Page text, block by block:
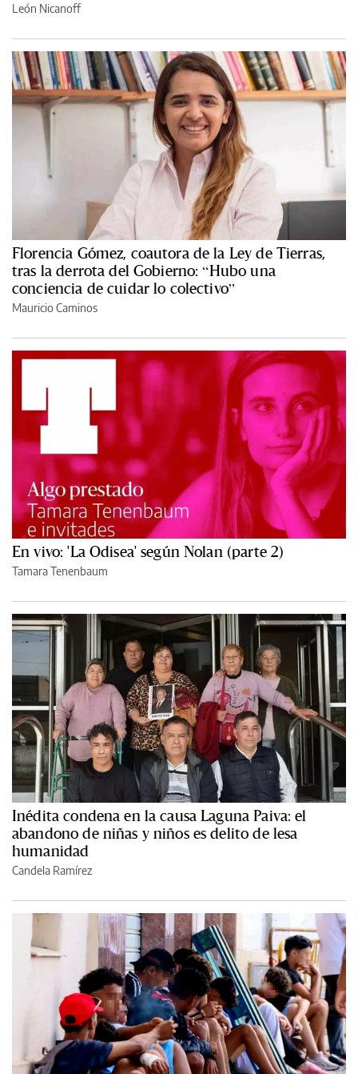
León Nicanoff
Florencia Gómez, coautora de la Ley de Tierras,
tras la derrota del Gobierno: “Hubo una
conciencia de cuidar lo colectivo”
Mauricio Caminos
En vivo: 'La Odisea' según Nolan (parte 2)
Tamara Tenenbaum
Inédita condena en la causa Laguna Paiva: el
abandono de niñas y niños es delito de lesa
humanidad
Candela Ramírez